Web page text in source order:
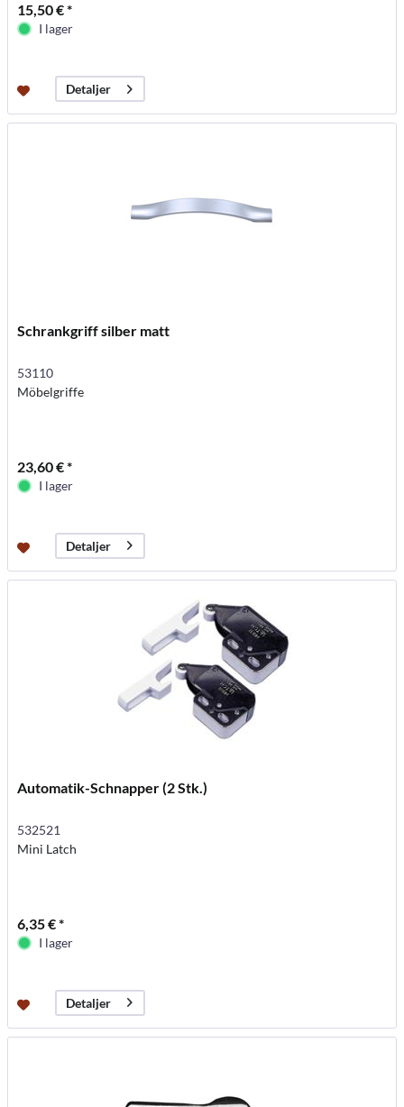
15,50 € *
I lager
Detaljer
Schrankgriff silber matt
53110
Möbelgriffe
23,60 € *
I lager
Detaljer
Automatik-Schnapper (2 Stk.)
532521
Mini Latch
6,35 € *
I lager
Detaljer